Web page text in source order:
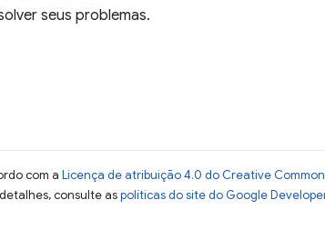
seus problemas.
com a Licença de atribuição 4.0 do Creative
consulte aspolíticas do site do Google